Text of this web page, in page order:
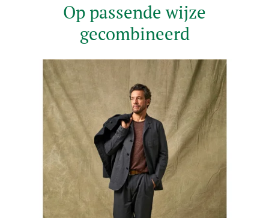
Op passende wijze
gecombineerd